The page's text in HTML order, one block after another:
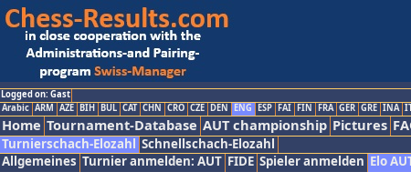
Logged on: Gast
Arabic ARM AZE BIH BUL CAT CHN CRO CZE DEN ENG ESP FAI FIN FRA GER GRE INA
Home Tournament-Database AUT championship Pictures
Turnierschach-Elozahl Schnellschach-Elozahl
Allgemeines Turnier anmelden: AUT FIDE Spieler anmelden Elo